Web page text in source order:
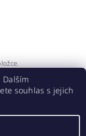
souhlas s jejich